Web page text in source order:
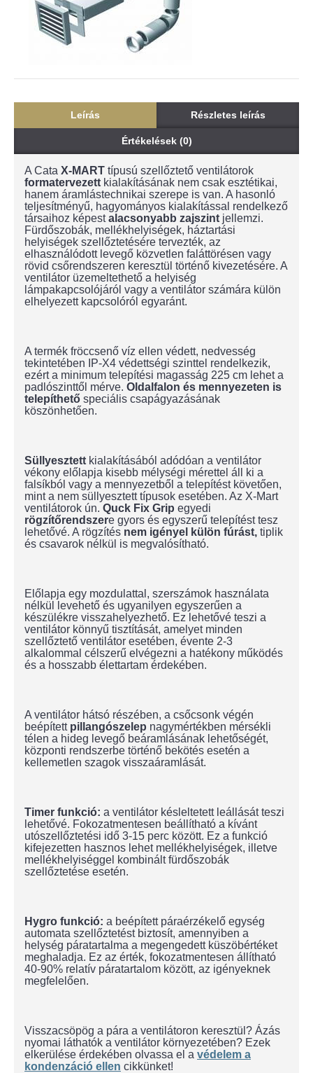
Leírás Részletes leírás
Értékelések (0)
A Cata X-MART típusú szellőztető ventilátorok
formatervezett kialakításának nem csak esztétikai,
hanem áramlástechnikai szerepe is van. A hasonló
teljesítményű, hagyományos kialakítással rendelkező
társaihoz képestalacsonyabb zajszint jellemzi.
Fürdőszobák, mellékhelyiségek, háztartási
helyiségek szellőztetésére tervezték, az
elhasználódott levegő közvetlen faláttörésen vagy
rövid csőrendszeren keresztül történő kivezetésére. A
ventilátor üzemeltethető a helyiség
lámpakapcsolójáról vagy a ventilátor számára külön
elhelyezett kapcsolóról egyaránt.
A termék fröccsenő víz ellen védett, nedvesség
tekintetében IP-X4 védettségi szinttel rendelkezik,
ezért a minimum telepítési magasság 225 cm lehet a
padlószinttől mérve. Oldalfalon és mennyezeten is
telepíthető speciális csapágyazásának
köszönhetően.
Süllyesztett kialakításából adódóan a ventilátor
vékony előlapja kisebb mélységi mérettel áll ki a
falsíkból vagy a mennyezetből a telepítést követően,
mint a nem süllyesztett típusok esetében. Az X-Mart
ventilátorok ún. Quck Fix Grip egyedi
rögzítőrendszere gyors és egyszerű telepítést tesz
lehetővé. A rögzítés nem igényel külön fúrást, tiplik
és csavarok nélkül is megvalósítható.
Előlapja egy mozdulattal, szerszámok használata
nélkül levehető és ugyanilyen egyszerűen a
készülékre visszahelyezhető. Ez lehetővé teszi a
ventilátor könnyű tisztítását, amelyet minden
szellőztető ventilátor esetében, évente 2-3
alkalommal célszerű elvégezni a hatékony működés
és a hosszabb élettartam érdekében.
A ventilátor hátsó részében, a csőcsonk végén
beépített pillangószelep nagymértékben mérsékli
télen a hideg levegő beáramlásának lehetőségét,
központi rendszerbe történő bekötés esetén a
kellemetlen szagok visszaáramlását.
Timer funkció: a ventilátor késleltetett leállását teszi
lehetővé. Fokozatmentesen beállítható a kívánt
utószellőztetési idő 3-15 perc között. Ez a funkció
kifejezetten hasznos lehet mellékhelyiségek, illetve
mellékhelyiséggel kombinált fürdőszobák
szellőztetése esetén.
Hygro funkció: a beépített páraérzékelő egység
automata szellőztetést biztosít, amennyiben a
helység páratartalma a megengedett küszöbértéket
meghaladja. Ez az érték, fokozatmentesen állítható
40-90% relatív páratartalom között, az igényeknek
megfelelően.
Visszacsöpög a pára a ventilátoron keresztül? Ázás
nyomai láthatók a ventilátor környezetében? Ezek
elkerülése érdekében olvassa el a védelem a
kondenzáció ellen cikkünket!